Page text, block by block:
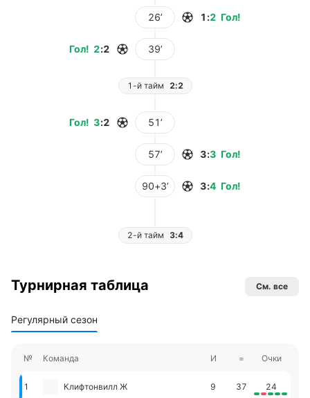
26’ Гол!
1 :2
Гол! 2:2 39’
1-й тайм 2:2
Гол! 3:2 51’
57’ Гол!
3:3
90+3’ Гол!
3:4
2-й тайм 3:4
Турнирная таблица См. все
Регулярный сезон
№ Команда И = Очки
1 Клифтонвилл Ж 9 37 24